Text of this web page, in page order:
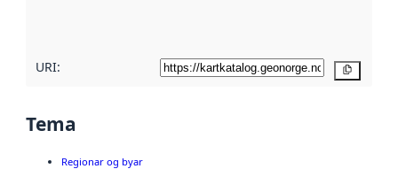
URI:
Tema
Regionar og byar